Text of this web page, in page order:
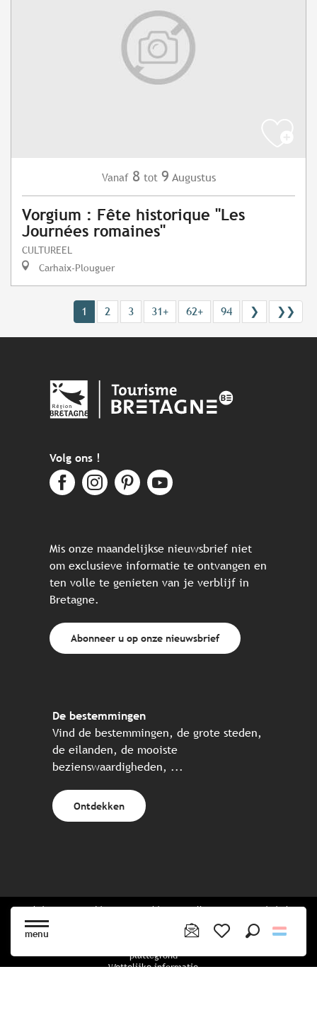
menu
Vanaf 8 tot 9 Augustus
Vorgium : Fête historique "Les
Journées romaines"
CULTUREEL
Carhaix-Plouguer
1 2 3 31+ 62+ 94 ❯ ❯❯
Volg ons !
Mis onze maandelijkse nieuwsbrief niet
om exclusieve informatie te ontvangen en
ten volle te genieten van je verblijf in
Bretagne.
Abonneer u op onze nieuwsbrief
De bestemmingen
Vind de bestemmingen, de grote steden,
de eilanden, de mooiste
bezienswaardigheden, ...
Ontdekken
Website gecreëerd in samenwerking met alle Bretonse toeristische
plattegrond
Wettelijke informatie